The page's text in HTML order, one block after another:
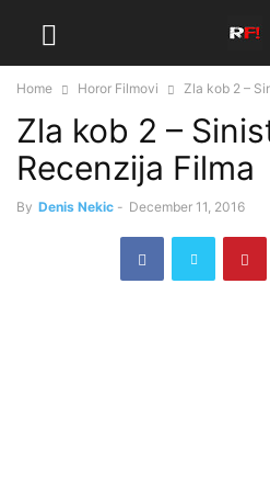
Home Horor Filmovi Zla kob 2 –
Zla kob 2 –
Recenzija Filma
By Denis Nekic - December 11, 2016